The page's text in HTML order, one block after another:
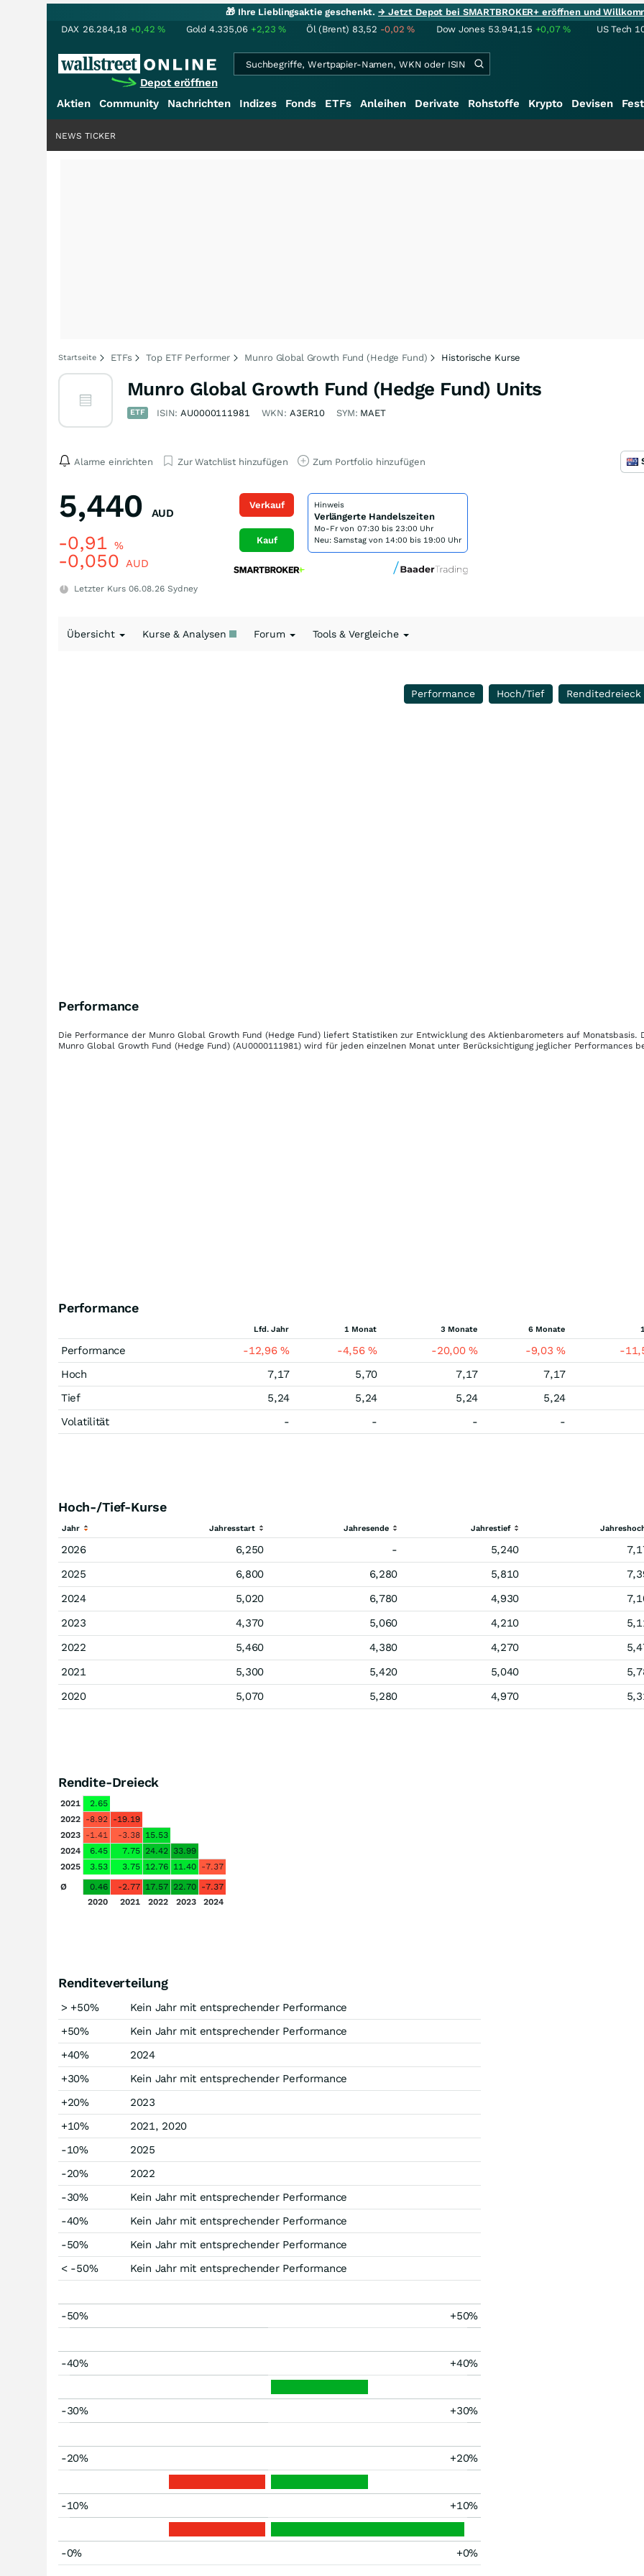
🎁 Ihre Lieblingsaktie geschenkt.→ Jetzt Depot bei SMARTBROKER+ eröffnen und
DAX 26.284,18 +0,42% Gold 4.335,06 +2,23% Öl (Brent) 83,52 -0,02% Dow Jones 53.941,15 +0,07% US Tech
Depot eröffnen
Aktien Community Nachrichten Indizes Fonds ETFs Anleihen Derivate Rohstoffe Krypto Devisen
NEWS TICKER
Startseite ETFs Top ETF Performer Munro Global Growth Fund (Hedge Fund) Historische Kurse
Munro Global Growth Fund (Hedge Fund) Units
ETF ISIN:AU0000111981 WKN: A3ER10 SYM: MAET
Alarme einrichten Zur Watchlist hinzufügen Zum Portfolio hinzufügen
5,440 AUD
-0,91 %
-0,050 AUD
Letzter Kurs 06.08.26 Sydney
Verkauf
Kauf
Hinweis
Verlängerte Handelszeiten
Mo-Fr von 07:30 bis 23:00 Uhr
Neu: Samstag von 14:00 bis 19:00 Uhr
Übersicht Kurse & Analysen Forum Tools & Vergleiche
Performance Hoch/Tief Renditedreieck
Performance
Die Performance der Munro Global Growth Fund (Hedge Fund) liefert Statistiken zur Entwicklung des Aktienbarometers auf Monatsbasis.
Munro Global Growth Fund (Hedge Fund) (AU0000111981) wird für jeden einzelnen Monat unter Berücksichtigung jeglicher Performances
Performance
Lfd. Jahr 1 Monat 3 Monate 6 Monate
Performance -12,96% -4,56% -20,00% -9,03% -
Hoch
7,17 5,70 7,17 7,17
Tief
5,24 5,24 5,24 5,24
Volatilität
- - - -
Hoch-/Tief-Kurse
Jahr Jahresstart Jahresende Jahrestief
2026 6,250 - 5,240
2025
6,800 6,280 5,810
2024
5,020 6,780 4,930
2023
4,370 5,060 4,210
2022
5,460 4,380 4,270
2021
5,300 5,420 5,040
2020
5,070 5,280 4,970
Rendite-Dreieck
2021
2.65
2022 -8.92 -19.19
2023 -1.41 -3.38 15.53
2024
6.45 7.75 24.42 33.99
2025
3.53 3.75 12.76 11.40 -7.37
Ø
0.46 -2.77 17.57 22.70 -7.37
2020
2021 2022 2023 2024
Renditeverteilung
> +50%
Kein Jahr mit entsprechender Performance
+50%
Kein Jahr mit entsprechender Performance
+40%
2024
+30%
Kein Jahr mit entsprechender Performance
+20%
2023
+10%
2021, 2020
-10%
2025
-20%
2022
-30%
Kein Jahr mit entsprechender Performance
-40%
Kein Jahr mit entsprechender Performance
-50%
Kein Jahr mit entsprechender Performance
< -50%
Kein Jahr mit entsprechender Performance
-50% +50%
-40% +40%
-30% +30%
-20% +20%
-10% +10%
-0% +0%